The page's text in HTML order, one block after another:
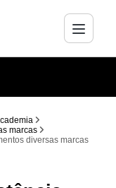
marcas
diversas marcas